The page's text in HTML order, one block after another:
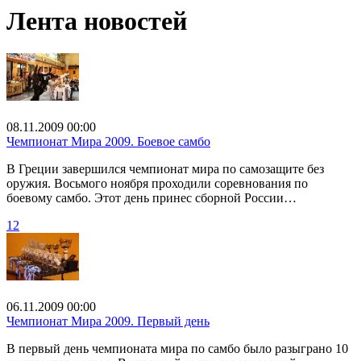
Лента новостей
08.11.2009 00:00
Чемпионат Мира 2009. Боевое самбо
В Греции завершился чемпионат мира по самозащите без
оружия. Восьмого ноября проходили соревнования по
боевому самбо. Этот день принес сборной России…
12
06.11.2009 00:00
Чемпионат Мира 2009. Первый день
В первый день чемпионата мира по самбо было разыграно 10